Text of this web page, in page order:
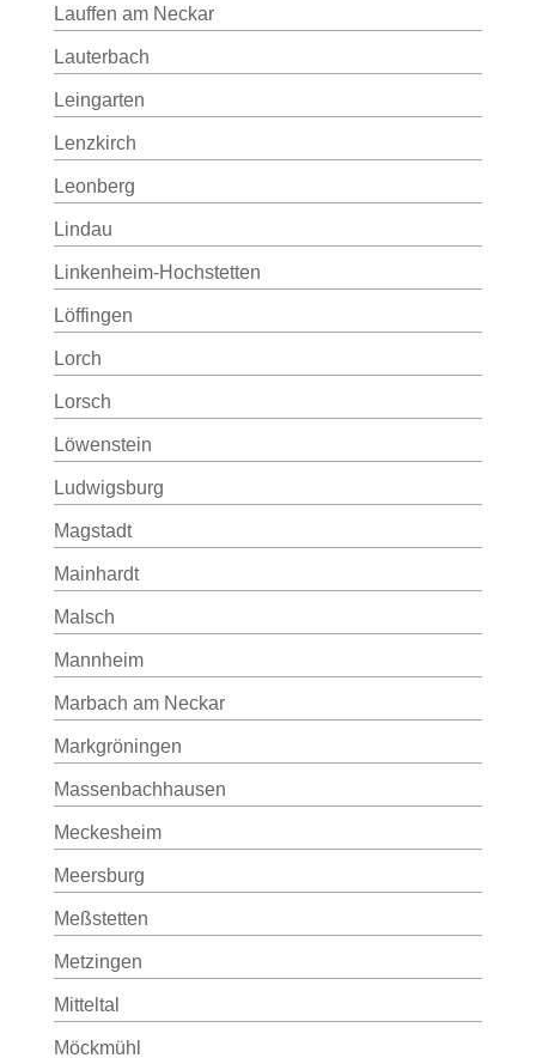
Lauffen am Neckar
Lauterbach
Leingarten
Lenzkirch
Leonberg
Lindau
Linkenheim-Hochstetten
Löffingen
Lorch
Lorsch
Löwenstein
Ludwigsburg
Magstadt
Mainhardt
Malsch
Mannheim
Marbach am Neckar
Markgröningen
Massenbachhausen
Meckesheim
Meersburg
Meßstetten
Metzingen
Mitteltal
Möckmühl